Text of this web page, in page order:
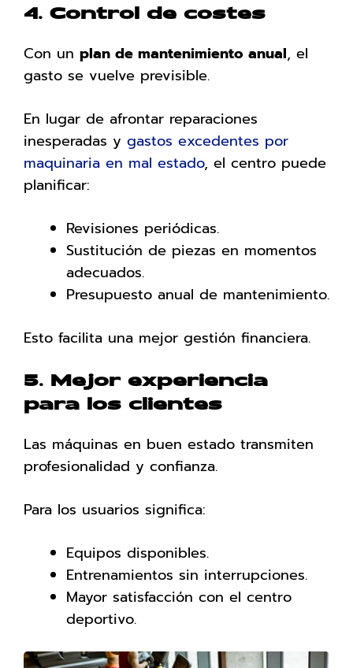
4. Control de costes
Con un plan de mantenimiento anual, el
gasto se vuelve previsible.
En lugar de afrontar reparaciones
inesperadas y gastos excedentes por
maquinaria en mal estado, el centro puede
planificar:
Revisiones periódicas.
Sustitución de piezas en momentos
adecuados.
Presupuesto anual de mantenimiento.
Esto facilita una mejor gestión financiera.
5. Mejor experiencia
para los clientes
Las máquinas en buen estado transmiten
profesionalidad y confianza.
Para los usuarios significa:
Equipos disponibles.
Entrenamientos sin interrupciones.
Mayor satisfacción con el centro
deportivo.